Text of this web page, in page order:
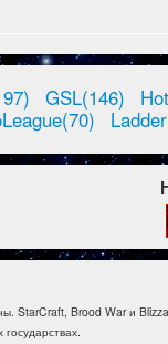
GSL(146)
StarCraft, Brood War и